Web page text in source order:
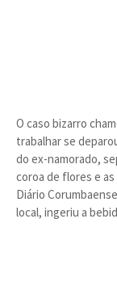
O caso bizarro
trabalhar se
do ex-namorado,
coroa de flores e
Diário
local, ingeriu a